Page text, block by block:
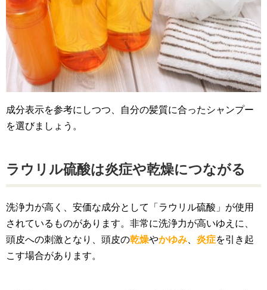
成分表示を参考にしつつ、自分の髪質に合ったシャンプー
を選びましょう。
ラウリル硫酸は炎症や乾燥につながる
洗浄力が高く、安価な成分として「ラウリル硫酸」が使用
されているものがあります。非常に洗浄力が高いゆえに、
頭皮への刺激となり、頭皮の乾燥やかゆみ 炎症を引き起
こす場合があります。